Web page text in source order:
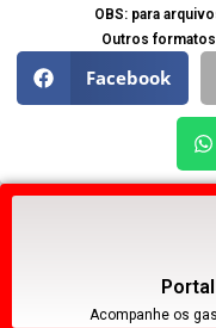
OBS: para
Outros
Facebook
Acompanhe os